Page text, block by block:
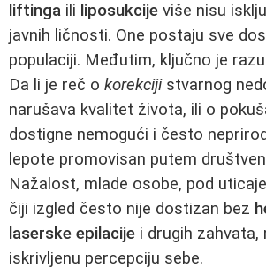
liftinga ili liposukcije više nisu
javnih ličnosti. One postaju sve
populaciji. Međutim, ključno je
Da li je reč o korekcijistvarnog
narušava kvalitet života, ili o
dostigne nemogući i često
lepote promovisan putem
Nažalost, mlade osobe, pod
čiji izgled često nije dostizan bez
laserske epilacije i drugih zahvata,
iskrivljenu percepciju sebe.